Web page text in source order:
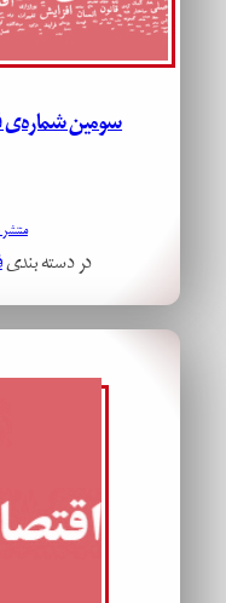
سومین شماره‌ی
منتشر
در دسته بندی